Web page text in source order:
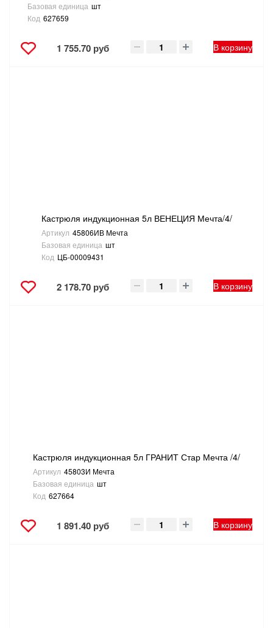
Базовая единица шт
Код 627659
1 755.70 руб В корзину
Кастрюля индукционная 5л ВЕНЕЦИЯ Мечта/4/
Артикул 45806ИВ Мечта
Базовая единица шт
Код ЦБ-00009431
2 178.70 руб В корзину
Кастрюля индукционная 5л ГРАНИТ Стар Мечта /4/
Артикул 45803И Мечта
Базовая единица шт
Код 627664
1 891.40 руб В корзину